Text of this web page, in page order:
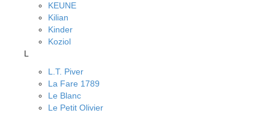
KEUNE
Kilian
Kinder
Koziol
L
L.T. Piver
La Fare 1789
Le Blanc
Le Petit Olivier